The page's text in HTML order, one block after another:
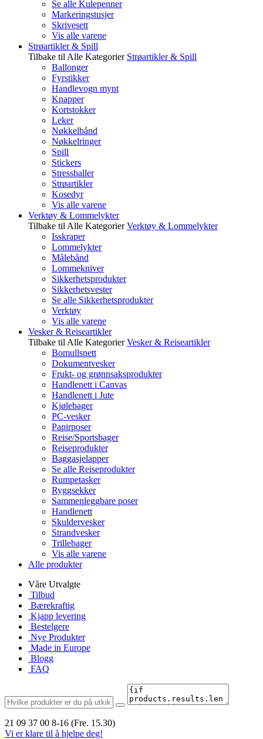
Se alle Kulepenner
Markeringstusjer
Skrivesett
Vis alle varene
Strøartikler & Spill
Tilbake til Alle Kategorier Strøartikler & Spill
Ballonger
Fyrstikker
Handlevogn mynt
Knapper
Kortstokker
Leker
Nøkkelbånd
Nøkkelringer
Spill
Stickers
Stressballer
Strøartikler
Kosedyr
Vis alle varene
Verktøy & Lommelykter
Tilbake til Alle Kategorier Verktøy & Lommelykter
Isskraper
Lommelykter
Målebånd
Lommekniver
Sikkerhetsprodukter
Sikkerhetsvester
Se alle Sikkerhetsprodukter
Verktøy
Vis alle varene
Vesker & Reiseartikler
Tilbake til Alle Kategorier Vesker & Reiseartikler
Bomullsnett
Dokumentvesker
Frukt- og grønnsaksprodukter
Handlenett i Canvas
Handlenett i Jute
Kjølebager
PC-vesker
Papirposer
Reise/Sportsbager
Reiseprodukter
Baggasjelapper
Se alle Reiseprodukter
Rumpetasker
Ryggsekker
Sammenleggbare poser
Handlenett
Skuldervesker
Strandvesker
Trillebager
Vis alle varene
Alle produkter
Våre Utvalgte
Tilbud
Bærekraftig
Kjapp levering
Bestelgere
Nye Produkter
Made in Europe
Blogg
FAQ
21 09 37 00 8-16 (Fre. 15.30)
Vi er klare til å hjelpe deg!